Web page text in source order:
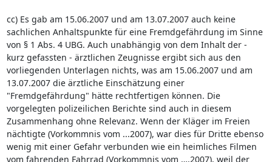
cc) Es gab am 15.06.2007 und am 13.07.2007 auch keine
sachlichen Anhaltspunkte für eine Fremdgefährdung im Sinne
von § 1 Abs. 4 UBG. Auch unabhängig von dem Inhalt der -
kurz gefassten - ärztlichen Zeugnisse ergibt sich aus den
vorliegenden Unterlagen nichts, was am 15.06.2007 und am
13.07.2007 die ärztliche Einschätzung einer
"Fremdgefährdung" hätte rechtfertigen können. Die
vorgelegten polizeilichen Berichte sind auch in diesem
Zusammenhang ohne Relevanz. Wenn der Kläger im Freien
nächtigte (Vorkommnis vom ...2007), war dies für Dritte ebenso
wenig mit einer Gefahr verbunden wie ein heimliches Filmen
vom fahrenden Fahrrad (Vorkommnis vom ….2007), weil der